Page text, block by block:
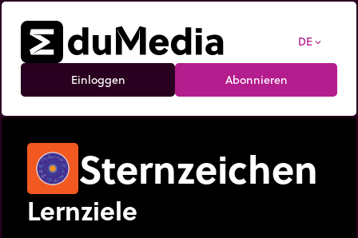
DE expand_more
Einloggen Abonnieren
Sternzeichen
Lernziele